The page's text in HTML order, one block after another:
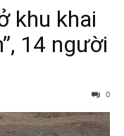
khu khai
14 người
0